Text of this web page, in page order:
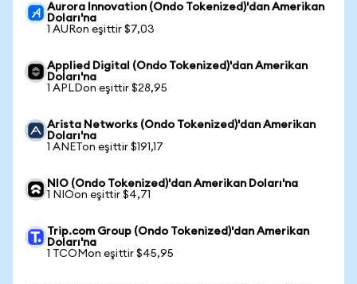
Aurora Innovation (Ondo Tokenized)'dan Amerikan
Doları'na
1 AURon eşittir $7,03
Applied Digital (Ondo Tokenized)'dan Amerikan
Doları'na
1 APLDon eşittir $28,95
Arista Networks (Ondo Tokenized)'dan Amerikan
Doları'na
1 ANETon eşittir $191,17
NIO (Ondo Tokenized)'dan Amerikan Doları'na
1 NIOon eşittir $4,71
Trip.com Group (Ondo Tokenized)'dan Amerikan
Doları'na
1 TCOMon eşittir $45,95